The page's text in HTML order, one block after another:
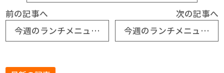
前の記事へ
今週のランチメニュー 2026.6.22～6.26
次の記事へ
今週のランチメニュー 2026.7.6～7.10